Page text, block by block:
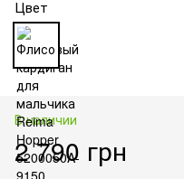
Цвет
В наличии
2 790 грн